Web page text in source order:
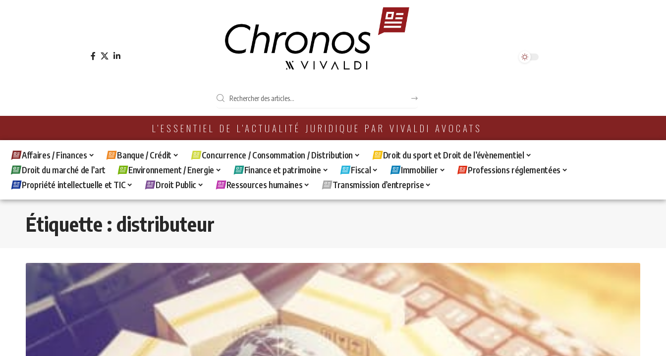
L'ESSENTIEL DE L'ACTUALITÉ JURIDIQUE PAR VIVALDI AVOCATS
Affaires / Finances Banque / Crédit Concurrence / Consommation / Distribution
Droit du sport et Droit de l’évènementiel
Droit du marché de l’art
Environnement / Energie Finance et patrimoine Fiscal Immobilier
Professions réglementées
Propriété intellectuelle et TIC
Droit Public Ressources humaines Transmission d’entreprise
Étiquette : distributeur